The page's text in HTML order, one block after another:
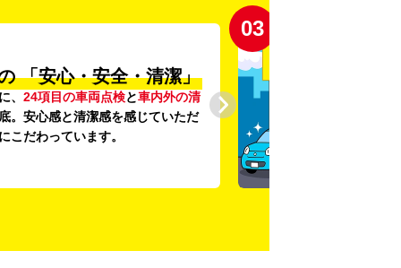
「安心・安全・清潔」
、 24項目の車両点検と車内外の清
。安心感と清潔感を感じていただ
こだわっています。
03